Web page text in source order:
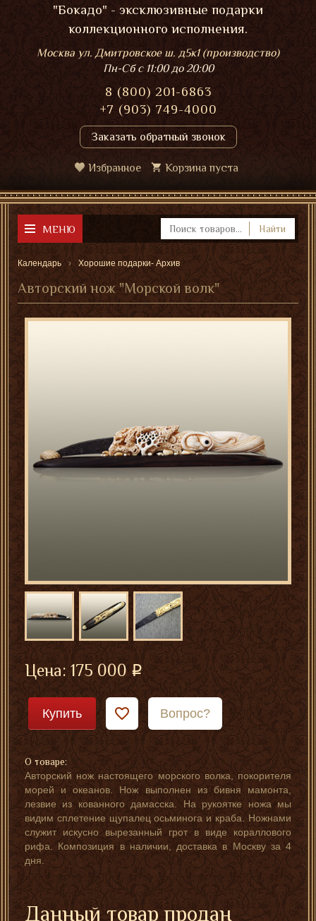
"Бокадо" - эксклюзивные подарки
коллекционного исполнения.
Москва ул. Дмитровское ш. д5к1 (производство)
Пн-Сбс 11:00 до 20:00
8 (800) 201-6863
+7 (903) 749-4000
Заказать обратный звонок
Избранное Корзина пуста
МЕНЮ Найти
Календарь Хорошие подарки- Архив
Авторский нож "Морской волк"
Цена:175 000
Купить Вопрос?
О товаре:
Авторский нож настоящего морского волка, покорителя
морей и океанов. Нож выполнен из бивня мамонта,
лезвие из кованного дамасска. На рукоятке ножа мы
видим сплетение щупалец осьминога и краба. Ножнами
служит искусно вырезанный грот в виде кораллового
рифа. Композиция в наличии, доставка в Москву за 4
дня.
Данный товар продан